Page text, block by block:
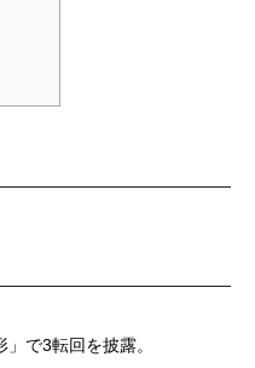
で3転回を披露。